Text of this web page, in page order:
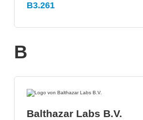
B3.261
B
Balthazar Labs B.V.